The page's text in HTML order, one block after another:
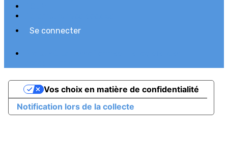
Se connecter
Notification lors de la collecte
Vos choix en matière de confidentialité